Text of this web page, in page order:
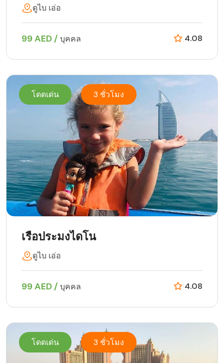
ดูไบ เอ่อ
99 AED / บุคคล 4.08
โดดเด่น 3 ชั่วโมง
เรือประมงไดโน
ดูไบ เอ่อ
99 AED / บุคคล 4.08
โดดเด่น 3 ชั่วโมง